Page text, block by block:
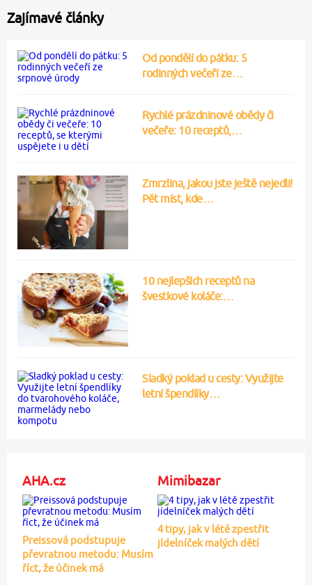
Zajímavé články
Od pondělí do pátku: 5
rodinných večeří ze…
Rychlé prázdninové obědy či
večeře: 10 receptů,…
Zmrzlina, jakou jste ještě nejedli!
Pět míst, kde…
10 nejlepších receptů na
švestkové koláče:…
Sladký poklad u cesty: Využijte
letní špendlíky…
AHA.cz
Preissová podstupuje
převratnou metodu: Musím
říct, že účinek má
Mimibazar
4 tipy, jak v létě zpestřit
jídelníček malých dětí